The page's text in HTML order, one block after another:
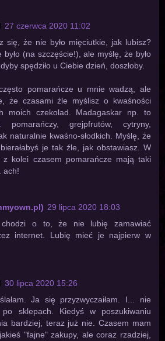
27 czerwca 2020 11:02
się, że nie było mięciutkie, jak lubisz?
było (na szczęście!), ale myślę, że było
spędziło u Ciebie dzień, doszłoby.
pomarańcze u mnie wadzą, ale
że czasami źle myślisz o kwaśności
moich czekolad. Madagaskar np. to
pomarańczy, grejpfrutów, cytryny,
naturalnie kwaśno-słodkich. Myślę, że
je tak źle, jak obstawiasz. W
z kolei czasem pomarańcze mają taki
ach!
29 lipca 2020 18:03
o to, że nie lubię zamawiać
internet. Lubię mieć je najpierw w
30 lipca 2020 15:26
Ja się przyzwyczaiłam. I... nie
sklepach. Kiedyś w poszukiwaniu
bardziej, teraz już nie. Czasem mam
"fajne" zakupy, ale coraz rzadziej,